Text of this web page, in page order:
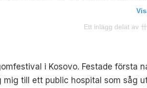
Ett inlägg delat av
i Kosovo. Festade
mig till ett public hospital som såg